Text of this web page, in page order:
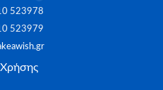
523978
523979